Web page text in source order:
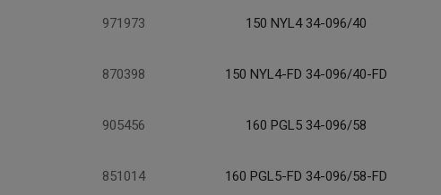
971973 150 NYL4 34-096/40
870398 150 NYL4-FD 34-096/40-FD
905456 160 PGL5 34-096/58
851014 160 PGL5-FD 34-096/58-FD